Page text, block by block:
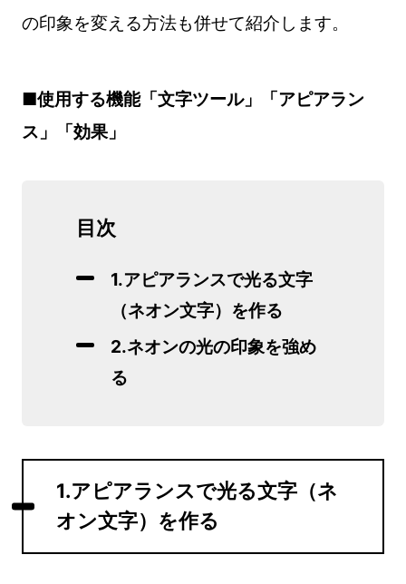
の印象を変える方法も併せて紹介します。
■使用する機能「文字ツール」「アピアラン
ス」「効果」
目次
1.アピアランスで光る文字
（ネオン文字）を作る
2.ネオンの光の印象を強め
る
1.アピアランスで光る文字（ネ
オン文字）を作る